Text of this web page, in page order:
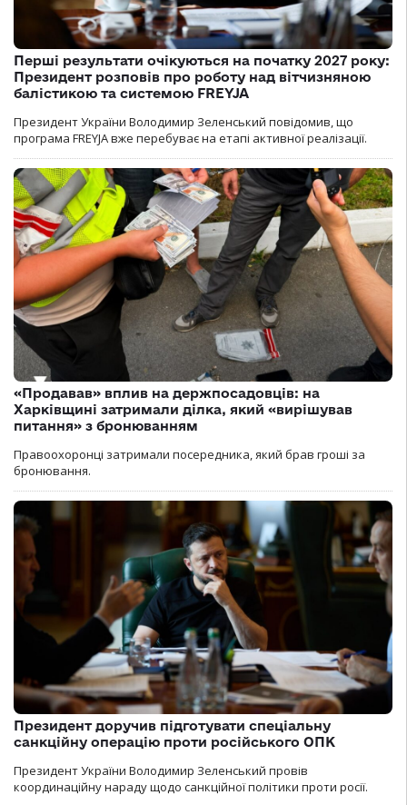
Перші результати очікуються на початку 2027 року:
Президент розповів про роботу над вітчизняною
балістикою та системою FREYJA
Президент України Володимир Зеленський повідомив, що
програма FREYJA вже перебуває на етапі активної реалізації.
«Продавав» вплив на держпосадовців: на
Харківщині затримали ділка, який «вирішував
питання» з бронюванням
Правоохоронці затримали посередника, який брав гроші за
бронювання.
Президент доручив підготувати спеціальну
санкційну операцію проти російського ОПК
Президент України Володимир Зеленський провів
координаційну нараду щодо санкційної політики проти росії.